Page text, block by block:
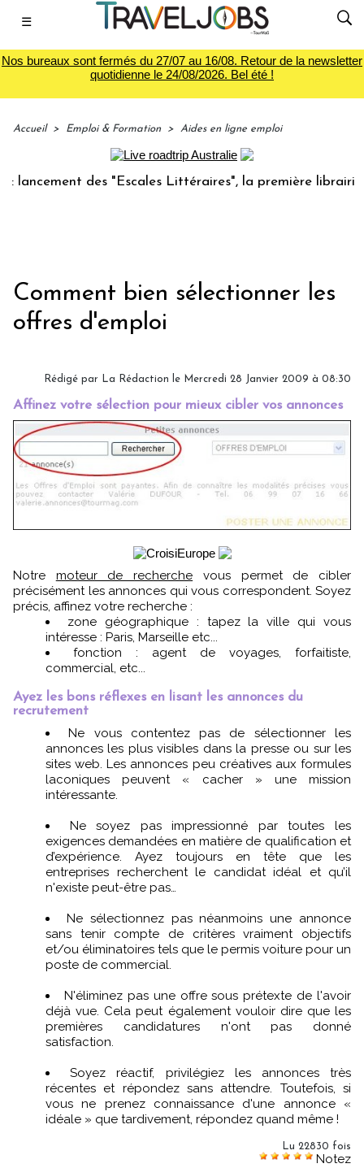
☰
Nos bureaux sont fermés du 27/07 au 16/08. Retour de la newsletter
quotidienne le 24/08/2026. Bel été !
Accueil > Emploi & Formation > Aides en ligne emploi
des "Escales Littéraires", la première librairie du
Comment bien sélectionner les
offres d'emploi
Rédigé par La Rédaction le Mercredi 28 Janvier 2009 à 08:30
Affinez votre sélection pour mieux cibler vos annonces
Notre moteur de recherche vous permet de cibler
précisément les annonces qui vous correspondent. Soyez
précis, affinez votre recherche :
zone géographique : tapez la ville qui vous
intéresse : Paris, Marseille etc...
fonction : agent de voyages, forfaitiste,
commercial, etc...
Ayez les bons réflexes en lisant les annonces du
recrutement
Ne vous contentez pas de sélectionner les
annonces les plus visibles dans la presse ou sur les
sites web. Les annonces peu créatives aux formules
laconiques peuvent « cacher » une mission
intéressante.
Ne soyez pas impressionné par toutes les
exigences demandées en matière de qualification et
d’expérience. Ayez toujours en tête que les
entreprises recherchent le candidat idéal et qu’il
n'existe peut-être pas…
Ne sélectionnez pas néanmoins une annonce
sans tenir compte de critères vraiment objectifs
et/ou éliminatoires tels que le permis voiture pour un
poste de commercial.
N'éliminez pas une offre sous prétexte de l'avoir
déjà vue. Cela peut également vouloir dire que les
premières candidatures n'ont pas donné
satisfaction.
Soyez réactif, privilégiez les annonces très
récentes et répondez sans attendre. Toutefois, si
vous ne prenez connaissance d'une annonce «
idéale » que tardivement, répondez quand même !
Lu 22830 fois
Notez